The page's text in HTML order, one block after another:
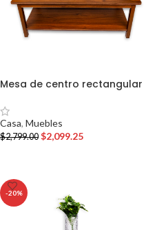
Mesa de centro rectangular
Casa, Muebles
$2,799.00 $2,099.25
-20%